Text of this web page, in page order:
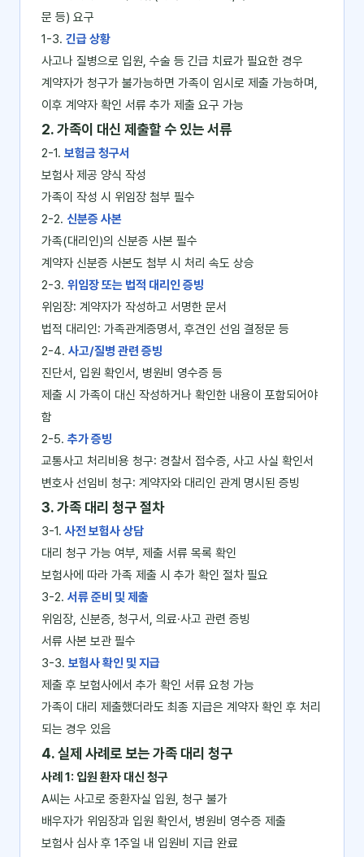
문 등) 요구
1-3. 긴급 상황
사고나 질병으로 입원, 수술 등 긴급 치료가 필요한 경우
계약자가 청구가 불가능하면 가족이 임시로 제출 가능하며,
이후 계약자 확인 서류 추가 제출 요구 가능
2. 가족이 대신 제출할 수 있는 서류
2-1. 보험금 청구서
보험사 제공 양식 작성
가족이 작성 시 위임장 첨부 필수
2-2. 신분증 사본
가족(대리인)의 신분증 사본 필수
계약자 신분증 사본도 첨부 시 처리 속도 상승
2-3. 위임장 또는 법적 대리인 증빙
위임장: 계약자가 작성하고 서명한 문서
법적 대리인: 가족관계증명서, 후견인 선임 결정문 등
2-4. 사고/질병 관련 증빙
진단서, 입원 확인서, 병원비 영수증 등
제출 시 가족이 대신 작성하거나 확인한 내용이 포함되어야
함
2-5. 추가 증빙
교통사고 처리비용 청구: 경찰서 접수증, 사고 사실 확인서
변호사 선임비 청구: 계약자와 대리인 관계 명시된 증빙
3. 가족 대리 청구 절차
3-1. 사전 보험사 상담
대리 청구 가능 여부, 제출 서류 목록 확인
보험사에 따라 가족 제출 시 추가 확인 절차 필요
3-2. 서류 준비 및 제출
위임장, 신분증, 청구서, 의료·사고 관련 증빙
서류 사본 보관 필수
3-3. 보험사 확인 및 지급
제출 후 보험사에서 추가 확인 서류 요청 가능
가족이 대리 제출했더라도 최종 지급은 계약자 확인 후 처리
되는 경우 있음
4. 실제 사례로 보는 가족 대리 청구
사례 1: 입원 환자 대신 청구
A씨는 사고로 중환자실 입원, 청구 불가
배우자가 위임장과 입원 확인서, 병원비 영수증 제출
보험사 심사 후 1주일 내 입원비 지급 완료